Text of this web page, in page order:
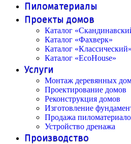
Пиломатериалы
Проекты домов
Каталог
Каталог «Фахверк»
Каталог «Классический»
Каталог «EcoHouse»
Услуги
Монтаж деревянных
Проектирование домов
Реконструкция домов
Изготовление
Продажа
Устройство дренажа
Производство